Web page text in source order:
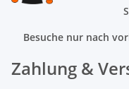
Besuche nur nach
Zahlung &